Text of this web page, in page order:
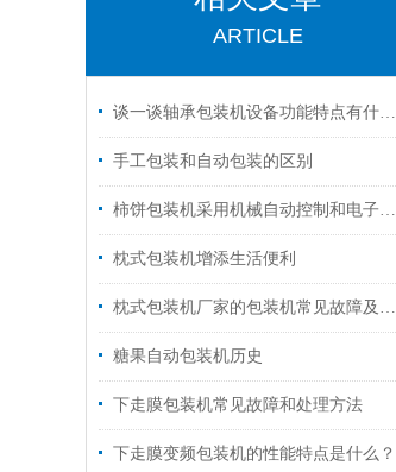
ARTICLE
谈一谈轴承包装机设备功能特点有什么？
手工包装和自动包装的区别
柿饼包装机采用机械自动控制和电子技术相结合的原理
枕式包装机增添生活便利
枕式包装机厂家的包装机常见故障及维修方法
糖果自动包装机历史
下走膜包装机常见故障和处理方法
下走膜变频包装机的性能特点是什么？